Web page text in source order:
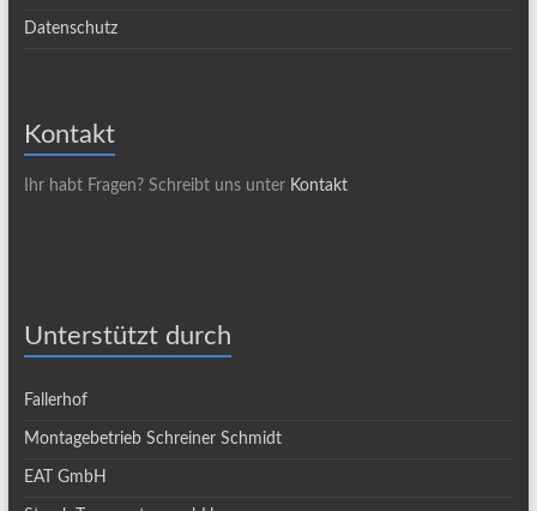
Datenschutz
Kontakt
Ihr habt Fragen? Schreibt uns unter Kontakt
Unterstützt durch
Fallerhof
Montagebetrieb Schreiner Schmidt
EAT GmbH